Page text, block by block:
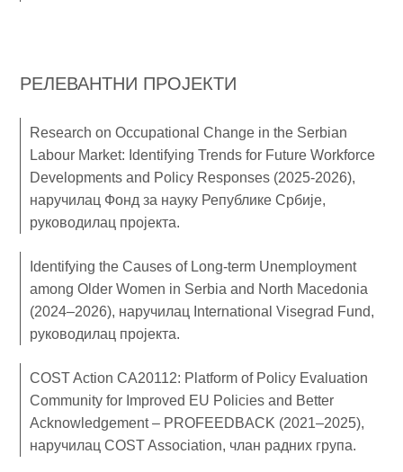
РЕЛЕВАНТНИ ПРОЈЕКТИ
Research on Occupational Change in the Serbian
Labour Market: Identifying Trends for Future Workforce
Developments and Policy Responses (2025-2026),
наручилац Фонд за науку Републике Србије,
руководилац пројекта.
Identifying the Causes of Long-term Unemployment
among Older Women in Serbia and North Macedonia
(2024–2026), наручилац International Visegrad Fund,
руководилац пројекта.
COST Action CA20112: Platform of Policy Evaluation
Community for Improved EU Policies and Better
Acknowledgement – PROFEEDBACK (2021–2025),
наручилац COST Association, члан радних група.